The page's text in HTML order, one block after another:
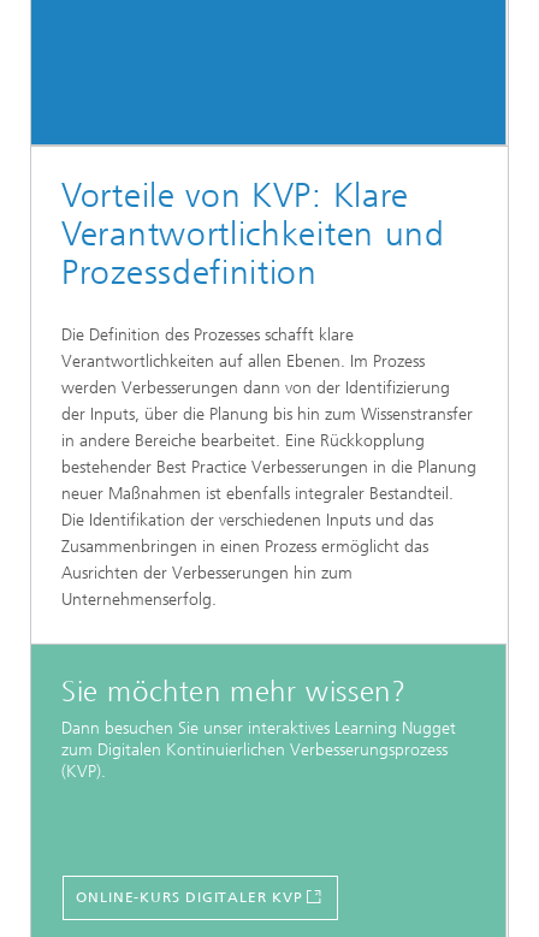
Vorteile von KVP: Klare
Verantwortlichkeiten und
Prozessdefinition
Die Definition des Prozesses schafft klare
Verantwortlichkeiten auf allen Ebenen. Im Prozess
werden Verbesserungen dann von der Identifizierung
der Inputs, über die Planung bis hin zum Wissenstransfer
in andere Bereiche bearbeitet. Eine Rückkopplung
bestehender Best Practice Verbesserungen in die Planung
neuer Maßnahmen ist ebenfalls integraler Bestandteil.
Die Identifikation der verschiedenen Inputs und das
Zusammenbringen in einen Prozess ermöglicht das
Ausrichten der Verbesserungen hin zum
Unternehmenserfolg.
Sie möchten mehr wissen?
Dann besuchen Sie unser interaktives Learning Nugget
zum Digitalen Kontinuierlichen Verbesserungsprozess
(KVP).
ONLINE-KURS DIGITALER KVP